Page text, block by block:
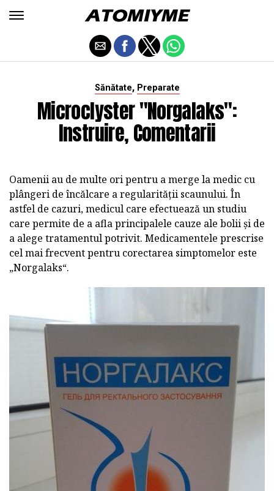
Sănătate, Preparate
Microclyster "Norgalaks":
Instruire, Comentarii
Oamenii au de multe ori pentru a merge la medic cu
plângeri de încălcare a regularității scaunului. În
astfel de cazuri, medicul care efectuează un studiu
care permite de a afla principalele cauze ale bolii și de
a alege tratamentul potrivit. Medicamentele prescrise
cel mai frecvent pentru corectarea simptomelor este
„Norgalaks“.